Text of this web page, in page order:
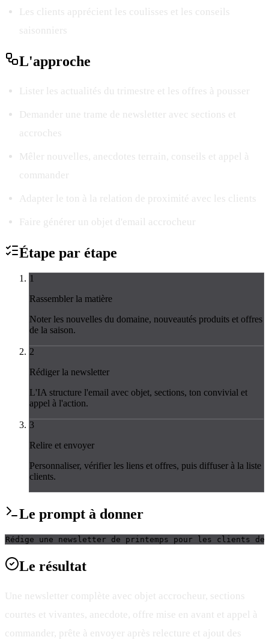
Les clients apprécient les coulisses et les conseils
saisonniers
L'approche
Lister les actualités du trimestre et les offres à pousser
Demander une trame de newsletter avec sections et
accroches
Mêler nouvelles, anecdotes terrain, conseils et appel à
commander
Adapter le ton à la relation de proximité avec les clients
Faire générer un objet d'email accrocheur
Étape par étape
1
Rassembler la matière
Noter les nouvelles du domaine, nouveautés produits et offres
de la saison.
2
Rédiger la newsletter
L'IA structure l'email avec objet, sections, ton convivial et
appel à l'action.
3
Relire et envoyer
Personnaliser, vérifier les liens et offres, puis diffuser à la liste
clients.
Le prompt à donner
Rédige une newsletter de printemps pour les clients
Le résultat
Une newsletter complète avec objet accrocheur, sections
courtes et vivantes, anecdote, offre mise en avant et appel à
commander, prête à envoyer après relecture et ajout des